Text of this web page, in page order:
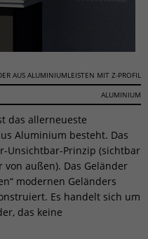
AUS ALUMINIUMLEISTEN MIT Z-PROFIL
ALUMINIUM
das allerneueste
Aluminium besteht. Das
Unsichtbar-Prinzip (sichtbar
außen). Das Geländer
modernen Geländers
Es handelt sich um
das keine